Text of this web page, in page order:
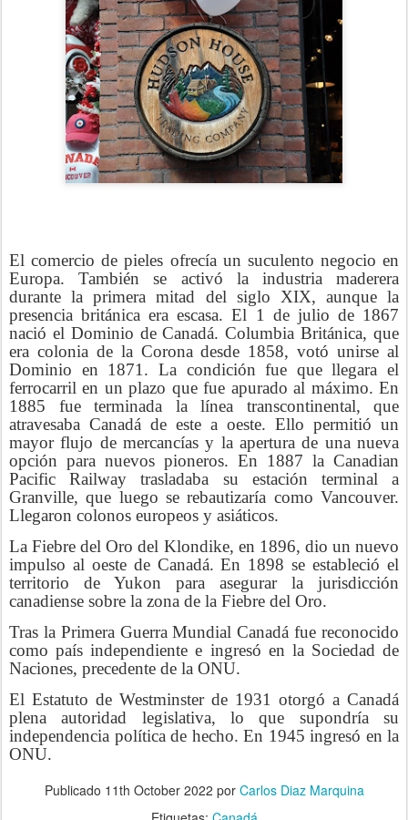
El comercio de pieles ofrecía un suculento negocio en
Europa. También se activó la industria maderera
durante la primera mitad del siglo XIX, aunque la
presencia británica era escasa. El 1 de julio de 1867
nació el Dominio de Canadá. Columbia Británica, que
era colonia de la Corona desde 1858, votó unirse al
Dominio en 1871. La condición fue que llegara el
ferrocarril en un plazo que fue apurado al máximo. En
1885 fue terminada la línea transcontinental, que
atravesaba Canadá de este a oeste. Ello permitió un
mayor flujo de mercancías y la apertura de una nueva
opción para nuevos pioneros. En 1887 la Canadian
Pacific Railway trasladaba su estación terminal a
Granville, que luego se rebautizaría como Vancouver.
Llegaron colonos europeos y asiáticos.
La Fiebre del Oro del Klondike, en 1896, dio un nuevo
impulso al oeste de Canadá. En 1898 se estableció el
territorio de Yukon para asegurar la jurisdicción
canadiense sobre la zona de la Fiebre del Oro.
Tras la Primera Guerra Mundial Canadá fue reconocido
como país independiente e ingresó en la Sociedad de
Naciones, precedente de la ONU.
El Estatuto de Westminster de 1931 otorgó a Canadá
plena autoridad legislativa, lo que supondría su
independencia política de hecho. En 1945 ingresó en la
ONU.
Publicado 11th October 2022 por Carlos Diaz Marquina